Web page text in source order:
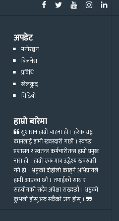
अपडेट
मनोरञ्जन
बिजनेस
प्रविधि
खेलकुद
भिडियो
हाम्रो बारेमा
सुशासन हाम्रो चाहना हो । हरेक भ्रष्ट्र
कामलाई हामी खवरदारी गर्छौ । स्वच्छ
प्रशासन र स्वतन्त्र कर्मचारीतन्त्र हाम्रो प्रमुख
नारा हो । हाम्रो एक मात्र उद्धेश्य खवरदारी
गर्ने हो । भ्रष्ट्रको दोहोलो काढ्ने अभिप्रायले
हामी आएका छौं । तपाईको साथ र
सहयोगको सदैव अपेक्षा राख्दछौं । भ्रष्ट्रको
कुभलो होस्,अरु सवैको जय होस् ।